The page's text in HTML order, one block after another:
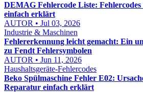
DEMAG Fehlercode Liste:
einfach erklärt
AUTOR • Jul 03, 2026
Industrie & Maschinen
Fehlererkennung leicht gemacht: Ein
zu Fendt Fehlersymbolen
AUTOR • Jun 11, 2026
Haushaltsgeräte-Fehlercodes
Beko Spülmaschine Fehler E02:
Reparatur einfach erklärt